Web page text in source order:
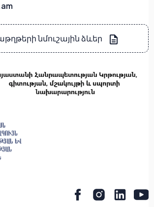
նմուշային ձևեր